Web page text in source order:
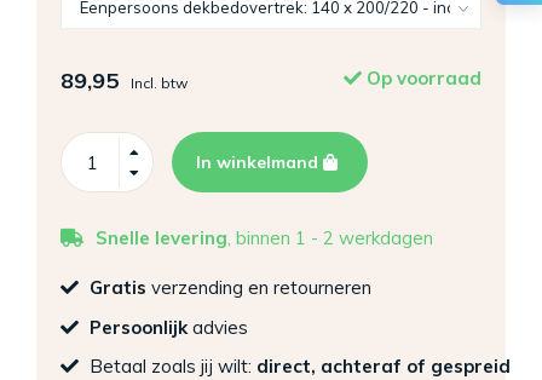
89,95 Incl. btw Op voorraad
In winkelmand
Snelle levering, binnen 1 - 2 werkdagen
Gratis verzending en retourneren
Persoonlijk advies
Betaal zoals jij wilt: direct, achteraf of gespreid